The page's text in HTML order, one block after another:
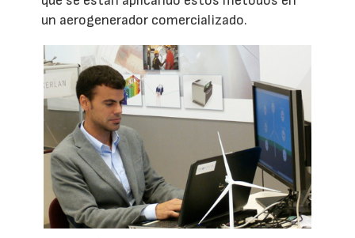
un aerogenerador comercializado.